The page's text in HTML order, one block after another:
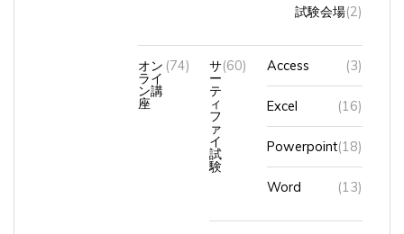
オン
ン講
座
(74) サ
テ
ィ
フ
ァ
イ
試
験
(60) Access (3)
Excel (16)
Powerpoint(18)
Word (13)
タイピング (8)